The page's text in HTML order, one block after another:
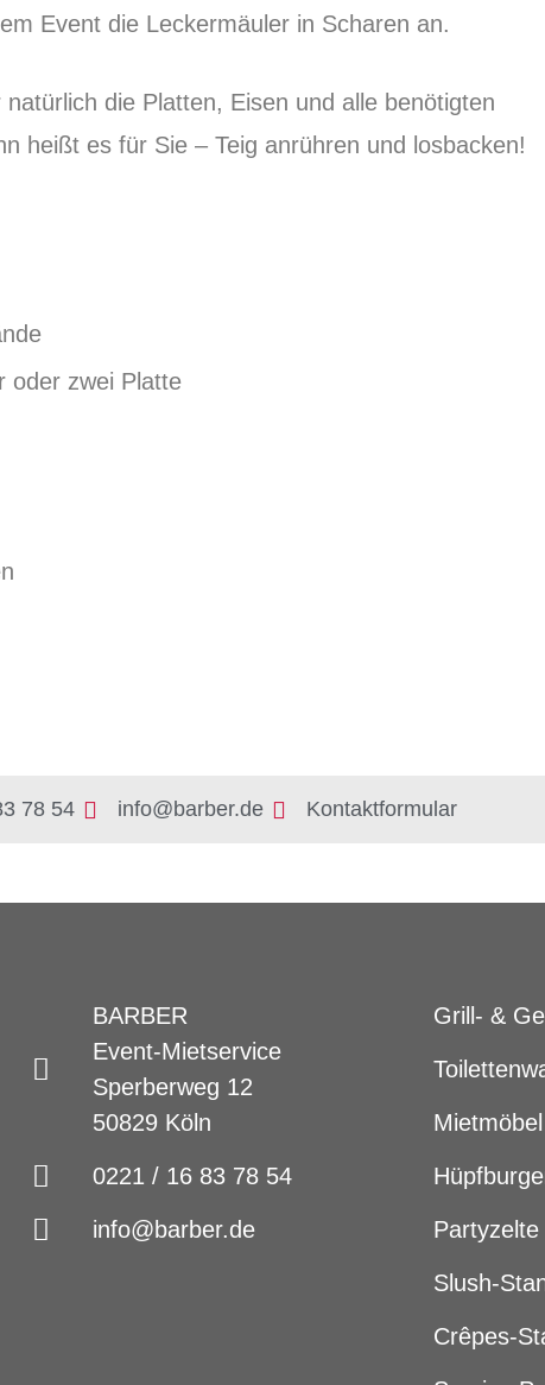
Event die Leckermäuler in Scharen an.
die Platten, Eisen und alle benötigten
heißt es für Sie – Teig anrühren und losbacken!
oder zwei Platte
78 54 info@barber.de Kontaktformular
BARBER
Event-Mietservice
Sperberweg 12
50829 Köln
0221 / 16 83 78 54
info@barber.de
Grill- &
Mietmöbel
Partyzelte
Slush-
Crêpes-